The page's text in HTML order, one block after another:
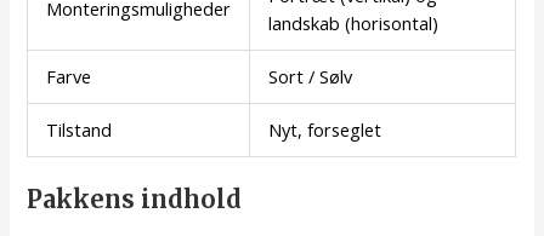
Monteringsmuligheder
landskab (horisontal)
Farve Sort / Sølv
Tilstand Nyt, forseglet
Pakkens indhold